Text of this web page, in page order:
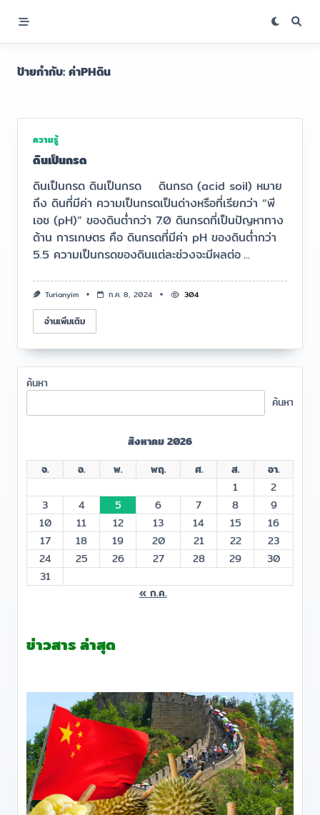
content
ป้ายกำกับ: ค่าPHดิน
ความรู้
ดินเป็นกรด
ดินเป็นกรด ดินเป็นกรด ดินกรด (acid soil) หมาย
ถึง ดินที่มีค่า ความเป็นกรดเป็นด่างหรือที่เรียกว่า “พี
เอช (pH)” ของดินต่ำกว่า 7.0 ดินกรดที่เป็นปัญหาทาง
ด้าน การเกษตร คือ ดินกรดที่มีค่า pH ของดินต่ำกว่า
5.5 ความเป็นกรดของดินแต่ละช่วงจะมีผลต่อ...
Turianyim ก.ค. 8, 2024 304
อ่านเพิ่มเติม
ค้นหา
ค้นหา
สิงหาคม 2026
จ.
อ. พ. พฤ. ศ. ส.
อา.
1
2
3
4 5 6 7 8
9
10
11 12 13 14 15
16
17
18 19 20 21 22
23
24
25 26 27 28 29
30
31
« ก.ค.
ข่าวสาร ล่าสุด